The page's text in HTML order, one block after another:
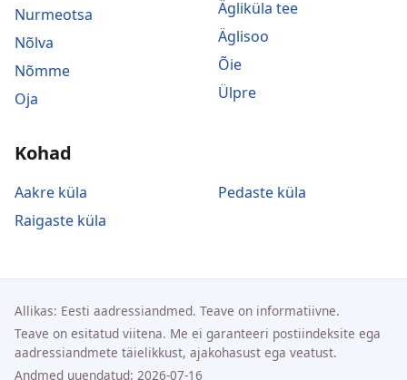
Nurmeotsa
Nõlva
Nõmme
Oja
Ägliküla tee
Äglisoo
Õie
Ülpre
Kohad
Aakre küla
Raigaste küla
Pedaste küla
Allikas: Eesti aadressiandmed. Teave on informatiivne.
Teave on esitatud viitena. Me ei garanteeri postiindeksite ega
aadressiandmete täielikkust, ajakohasust ega veatust.
Andmed uuendatud: 2026-07-16